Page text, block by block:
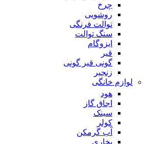
چرخ
روشویی
توالت فرنگی
سنگ توالت
ایزوگام
قیر
گونی قیر گونی
زنجیر
لوازم خانگی
هود
اجاق گاز
سینک
کولر
آب گرمکن
بخاری